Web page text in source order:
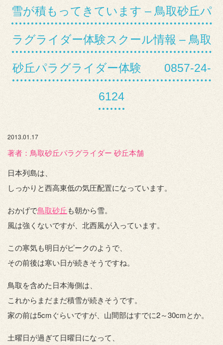
雪が積もってきています – 鳥取砂丘パ
ラグライダー体験スクール情報 – 鳥取
砂丘パラグライダー体験 0857-24-
6124
2013.01.17
著者：️鳥取砂丘パラグライダー 砂丘本舗
日本列島は、
しっかりと西高東低の気圧配置になっています。
おかげで鳥取砂丘も朝から雪。
風は強くないですが、北西風が入っています。
この寒気も明日がピークのようで、
その前後は寒い日が続きそうですね。
鳥取を含めた日本海側は、
これからまだまだ積雪が続きそうです。
家の前は5cmぐらいですが、山間部はすでに2～30cmとか。
土曜日が過ぎて日曜日になって、